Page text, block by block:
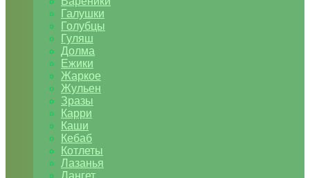
Галушки
Голубцы
Гуляш
Долма
Ежики
Жаркое
Жульен
Зразы
Карри
Каши
Кебаб
Котлеты
Лазанья
Лангет